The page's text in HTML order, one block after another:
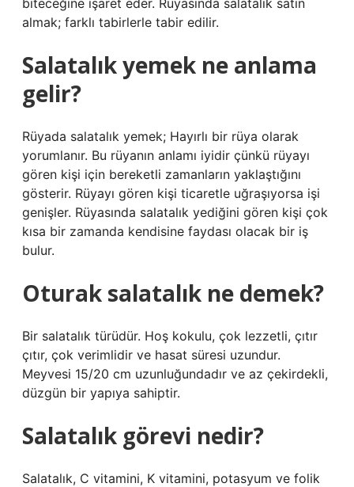
biteceğine işaret eder. Rüyasında salatalık satın
almak; farklı tabirlerle tabir edilir.
Salatalık yemek ne anlama
gelir?
Rüyada salatalık yemek; Hayırlı bir rüya olarak
yorumlanır. Bu rüyanın anlamı iyidir çünkü rüyayı
gören kişi için bereketli zamanların yaklaştığını
gösterir. Rüyayı gören kişi ticaretle uğraşıyorsa işi
genişler. Rüyasında salatalık yediğini gören kişi çok
kısa bir zamanda kendisine faydası olacak bir iş
bulur.
Oturak salatalık ne demek?
Bir salatalık türüdür. Hoş kokulu, çok lezzetli, çıtır
çıtır, çok verimlidir ve hasat süresi uzundur.
Meyvesi 15/20 cm uzunluğundadır ve az çekirdekli,
düzgün bir yapıya sahiptir.
Salatalık görevi nedir?
Salatalık, C vitamini, K vitamini, potasyum ve folik